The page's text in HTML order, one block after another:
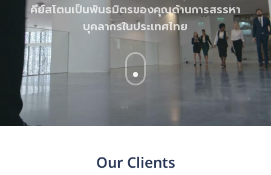
คีย์สโตนเป็นพันธมิตรของคุณด้านการสรรหา
บุคลากรในประเทศไทย
Our Clients